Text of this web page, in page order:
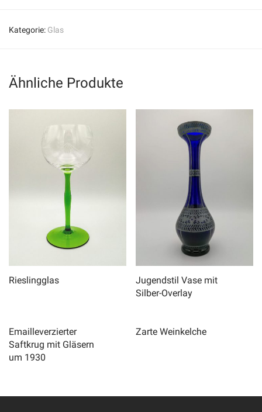
Kategorie: Glas
Ähnliche Produkte
Rieslingglas
Jugendstil Vase mit
Silber-Overlay
Emailleverzierter
Saftkrug mit Gläsern
um 1930
Zarte Weinkelche